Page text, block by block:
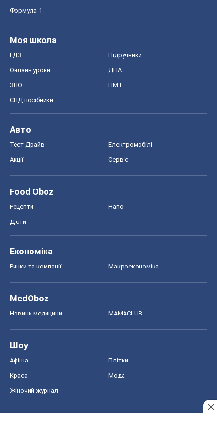
Формула-1
Моя школа
ГДЗ Підручники
Онлайн уроки ДПА
ЗНО НМТ
СНД посібники
Авто
Тест Драйв Електромобілі
Акції Сервіс
Food Oboz
Рецепти Напої
Дієти
Економіка
Ринки та компанії Макроекономіка
MedOboz
Новини медицини MAMACLUB
Шоу
Афіша Плітки
Краса Мода
Жіночий журнал